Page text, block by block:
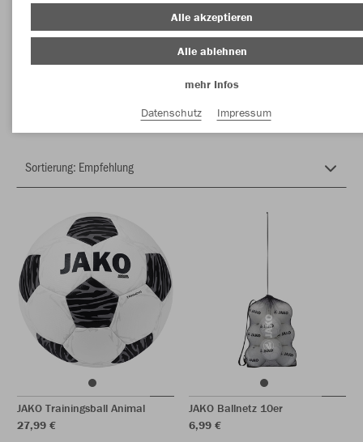
Herzlich Willkommen im Teamshop TSV Gera-
Westvororte e.V.
JAKO Trainingsball Animal
27,99 €
JAKO Ballnetz 10er
6,99 €
Alle akzeptieren
Alle ablehnen
mehr Infos
Datenschutz
Impressum